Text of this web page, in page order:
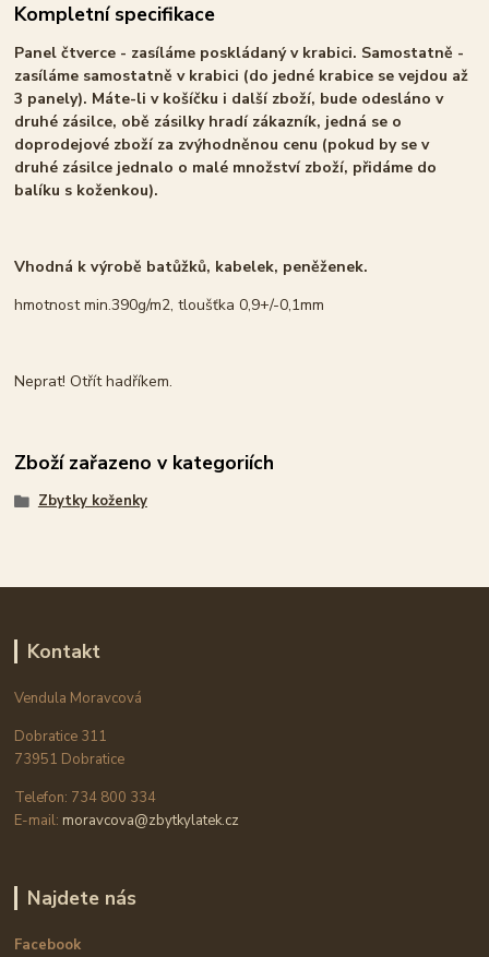
Kompletní specifikace
Panel čtverce - zasíláme poskládaný v krabici. Samostatně -
zasíláme samostatně v krabici (do jedné krabice se vejdou až
3 panely). Máte-li v košíčku i další zboží, bude odesláno v
druhé zásilce, obě zásilky hradí zákazník, jedná se o
doprodejové zboží za zvýhodněnou cenu (pokud by se v
druhé zásilce jednalo o malé množství zboží, přidáme do
balíku s koženkou).
Vhodná k výrobě batůžků, kabelek, peněženek.
hmotnost min.390g/m2, tloušťka 0,9+/-0,1mm
Neprat! Otřít hadříkem.
Zboží zařazeno v kategoriích
Zbytky koženky
Kontakt
Vendula Moravcová
Dobratice 311
73951 Dobratice
Telefon: 734 800 334
E-mail: moravcova@zbytkylatek.cz
Najdete nás
Facebook